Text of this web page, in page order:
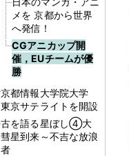
メを 京都から世界
へ発信！
CGアニカップ開
催，EUチームが優
勝
京都情報大学院大学
東京サテライトを開設
古を語る星ぼし④大
彗星到来～不吉な放浪
者